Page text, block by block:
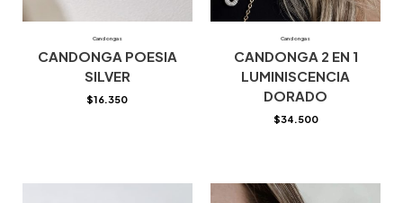
Candongas
CANDONGA POESIA
SILVER
$16.350
Candongas
CANDONGA 2 EN 1
LUMINISCENCIA
DORADO
$34.500